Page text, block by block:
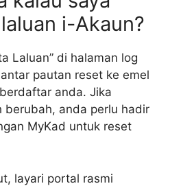
i-Akaun?
Laluan” di halaman log
pautan reset ke emel
anda. Jika
berubah, anda perlu hadir
MyKad untuk reset
layari portal rasmi